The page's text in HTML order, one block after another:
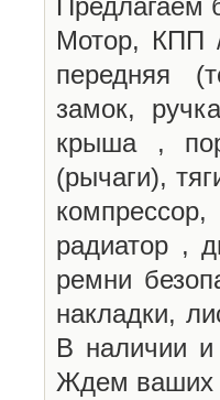
Предлагаем
Мотор, КПП
передняя
замок,
крыша ,
(рычаги),
радиатор ,
ремни
накладки,
В наличии и
Ждем ваших